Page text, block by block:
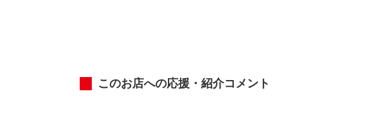
このお店への応援・紹介コメント